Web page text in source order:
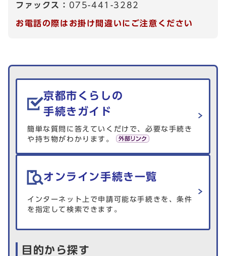
ファックス： 075-441-3282
お電話の際はお掛け間違いにご注意ください
生活情報を探す
京都市くらしの
手続きガイド
簡単な質問に答えていくだけで、必要な手続き
や持ち物がわかります。
オンライン手続き一覧
インターネット上で申請可能な手続きを、条件
を指定して検索できます。
目的から探す